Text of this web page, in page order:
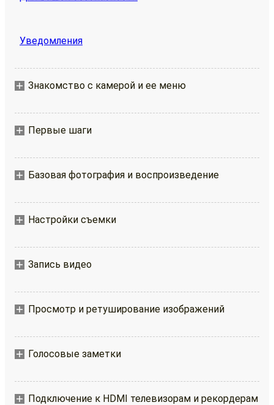
Уведомления
Знакомство с камерой и ее меню
Первые шаги
Базовая фотография и воспроизведение
Настройки съемки
Запись видео
Просмотр и ретуширование изображений
Голосовые заметки
Подключение к HDMI телевизорам и рекордерам